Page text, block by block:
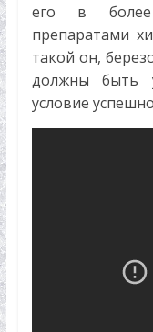
его в
препаратами
такой он,
должны быть
условие